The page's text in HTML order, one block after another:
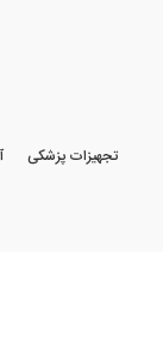
تجهیزات پزشکی